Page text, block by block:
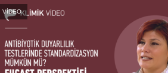
VİDEO